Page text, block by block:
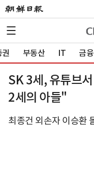
부동산 IT 금융
SK 3세, 유튜브
2세의 아들"
최종건 외손자 이승환